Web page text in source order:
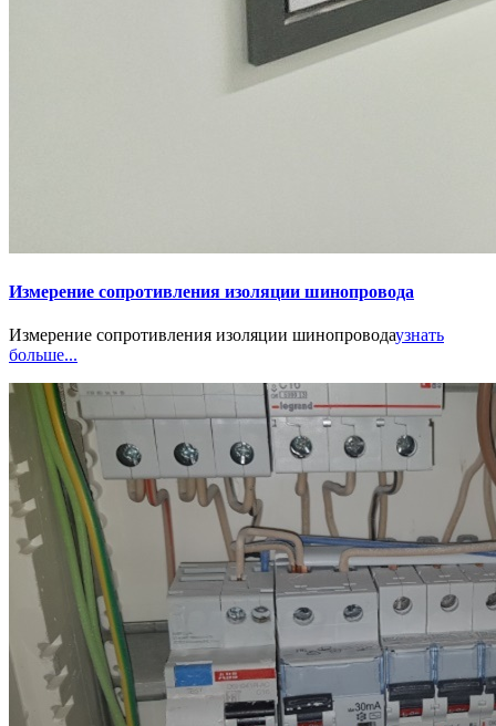
Измерение сопротивления изоляции шинопровода
Измерение сопротивления изоляции шинопроводаузнать
больше...